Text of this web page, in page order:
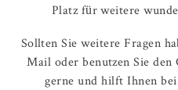
Platz für weitere
Sollten Sie weitere Fragen
Mail oder benutzen Sie
gerne und hilft Ihnen